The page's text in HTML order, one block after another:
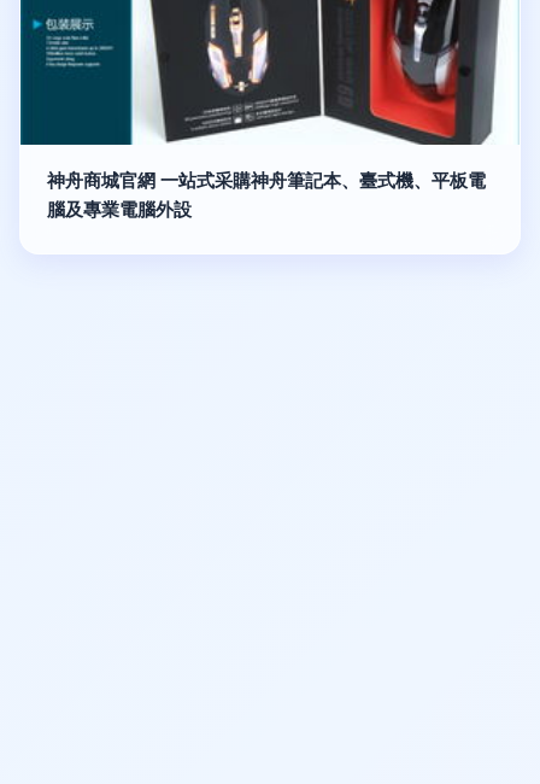
神舟商城官網 一站式采購神舟筆記本、臺式機、平板電
腦及專業電腦外設